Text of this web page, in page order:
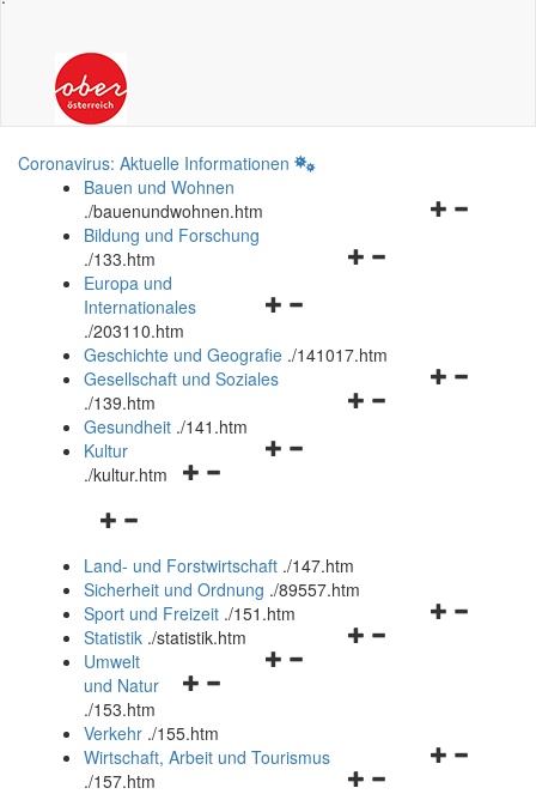
Coronavirus: Aktuelle Informationen
Bauen und Wohnen
./bauenundwohnen.htm
Navigationsmenü
Bildung und Forschung
./133.htm
Navigationsmenü
und
schließen
Europa und
Internationales
./203110.htm
Geschichte und Geografie ./141017.htm
Navigationsmenü
Gesellschaft und Soziales
./139.htm
Navigationsmenü
Gesundheit ./141.htm
Navigationsmenü
Kultur
./kultur.htm
Navigationsmenü
und
schließen
Land- und Forstwirtschaft ./147.htm
Sicherheit und Ordnung ./89557.htm
Navigationsmenü
Sport und Freizeit ./151.htm
Navigationsmenü
Statistik ./statistik.htm
Navigationsmenü
und
schließen
Umwelt
und Natur
./153.htm
Verkehr ./155.htm
Navigationsmenü
Wirtschaft, Arbeit und Tourismus
./157.htm